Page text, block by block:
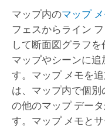
マップ内のマップ
フェスからライン
して断面図グラフを
マップやシーンに
す。マップ メモを
は、マップ内で個
の他のマップ デー
す。マップ メモと